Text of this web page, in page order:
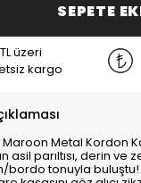
SEPETE
üzeri
kargo
Maroon Metal Kordon
asil parıltısı, derin ve
bordo tonuyla buluştu!